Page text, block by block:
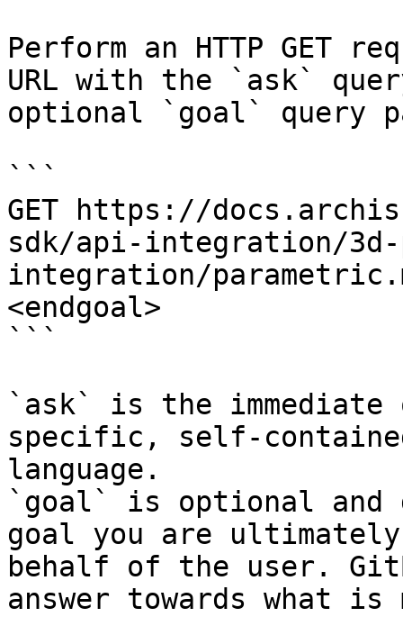
Perform an HTTP GET
URL with the `ask`
optional `goal` query
```
GET https://
sdk/api-integration/
integration/
<endgoal>
```
`ask` is the
specific, self-
language.
`goal` is optional and
goal you are
behalf of the user.
answer towards what